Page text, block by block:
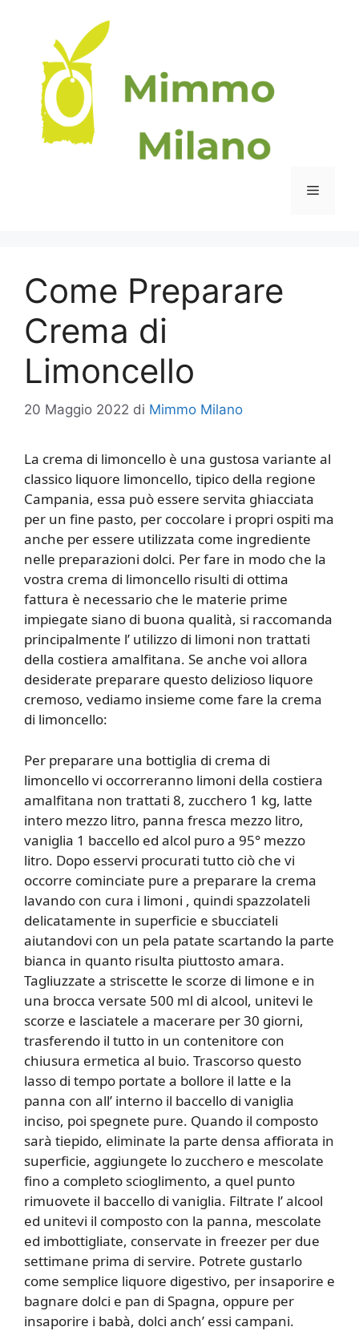
contenuto
Menu
Come Preparare
Crema di
Limoncello
20 Maggio 2022 di Mimmo Milano
La crema di limoncello è una gustosa variante al
classico liquore limoncello, tipico della regione
Campania, essa può essere servita ghiacciata
per un fine pasto, per coccolare i propri ospiti ma
anche per essere utilizzata come ingrediente
nelle preparazioni dolci. Per fare in modo che la
vostra crema di limoncello risulti di ottima
fattura è necessario che le materie prime
impiegate siano di buona qualità, si raccomanda
principalmente l’ utilizzo di limoni non trattati
della costiera amalfitana. Se anche voi allora
desiderate preparare questo delizioso liquore
cremoso, vediamo insieme come fare la crema
di limoncello:
Per preparare una bottiglia di crema di
limoncello vi occorreranno limoni della costiera
amalfitana non trattati 8, zucchero 1 kg, latte
intero mezzo litro, panna fresca mezzo litro,
vaniglia 1 baccello ed alcol puro a 95° mezzo
litro. Dopo esservi procurati tutto ciò che vi
occorre cominciate pure a preparare la crema
lavando con cura i limoni , quindi spazzolateli
delicatamente in superficie e sbucciateli
aiutandovi con un pela patate scartando la parte
bianca in quanto risulta piuttosto amara.
Tagliuzzate a striscette le scorze di limone e in
una brocca versate 500 ml di alcool, unitevi le
scorze e lasciatele a macerare per 30 giorni,
trasferendo il tutto in un contenitore con
chiusura ermetica al buio. Trascorso questo
lasso di tempo portate a bollore il latte e la
panna con all’ interno il baccello di vaniglia
inciso, poi spegnete pure. Quando il composto
sarà tiepido, eliminate la parte densa affiorata in
superficie, aggiungete lo zucchero e mescolate
fino a completo scioglimento, a quel punto
rimuovete il baccello di vaniglia. Filtrate l’ alcool
ed unitevi il composto con la panna, mescolate
ed imbottigliate, conservate in freezer per due
settimane prima di servire. Potrete gustarlo
come semplice liquore digestivo, per insaporire e
bagnare dolci e pan di Spagna, oppure per
insaporire i babà, dolci anch’ essi campani.